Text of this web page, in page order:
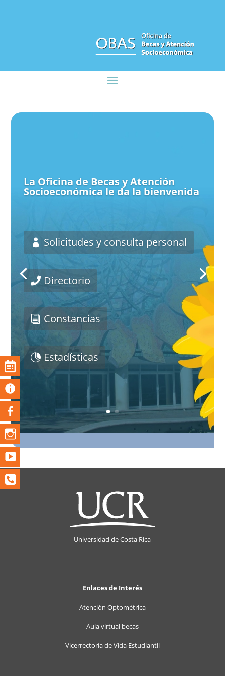
La Oficina de Becas y Atención
Socioeconómica le da la bienvenida
Solicitudes y consulta personal
Directorio
Constancias
Estadísticas
Universidad de Costa Rica
Enlacesde Interés
Atención Optométrica
Aula virtual becas
Vicerrectoría de Vida Estudiantil